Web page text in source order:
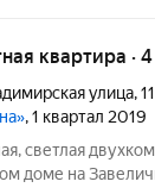
квартира ·
улица,
, 1 квартал 2019
светлая
доме на